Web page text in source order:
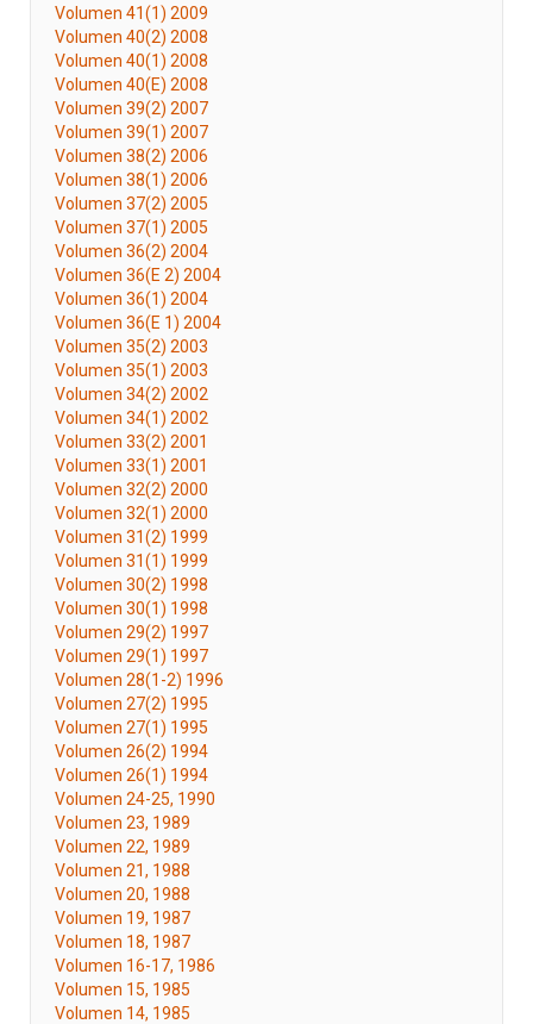
Volumen 41(1) 2009
Volumen 40(2) 2008
Volumen 40(1) 2008
Volumen 40(E) 2008
Volumen 39(2) 2007
Volumen 39(1) 2007
Volumen 38(2) 2006
Volumen 38(1) 2006
Volumen 37(2) 2005
Volumen 37(1) 2005
Volumen 36(2) 2004
Volumen 36(E 2) 2004
Volumen 36(1) 2004
Volumen 36(E 1) 2004
Volumen 35(2) 2003
Volumen 35(1) 2003
Volumen 34(2) 2002
Volumen 34(1) 2002
Volumen 33(2) 2001
Volumen 33(1) 2001
Volumen 32(2) 2000
Volumen 32(1) 2000
Volumen 31(2) 1999
Volumen 31(1) 1999
Volumen 30(2) 1998
Volumen 30(1) 1998
Volumen 29(2) 1997
Volumen 29(1) 1997
Volumen 28(1-2) 1996
Volumen 27(2) 1995
Volumen 27(1) 1995
Volumen 26(2) 1994
Volumen 26(1) 1994
Volumen 24-25, 1990
Volumen 23, 1989
Volumen 22, 1989
Volumen 21, 1988
Volumen 20, 1988
Volumen 19, 1987
Volumen 18, 1987
Volumen 16-17, 1986
Volumen 15, 1985
Volumen 14, 1985